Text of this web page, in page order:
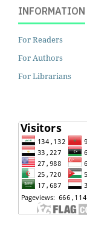
INFORMATION
For Readers
For Authors
For Librarians